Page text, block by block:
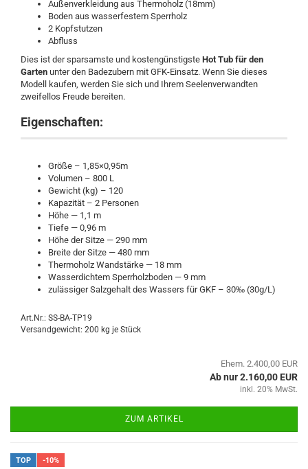
Außenverkleidung aus Thermoholz (18mm)
Boden aus wasserfestem Sperrholz
2 Kopfstutzen
Abfluss
Dies ist der sparsamste und kostengünstigste Hot Tub für den
Garten unter den Badezubern mit GFK-Einsatz. Wenn Sie dieses
Modell kaufen, werden Sie sich und Ihrem Seelenverwandten
zweifellos Freude bereiten.
Eigenschaften:
Größe – 1,85×0,95m
Volumen – 800 L
Gewicht (kg) – 120
Kapazität – 2 Personen
Höhe — 1,1 m
Tiefe — 0,96 m
Höhe der Sitze — 290 mm
Breite der Sitze — 480 mm
Thermoholz Wandstärke — 18 mm
Wasserdichtem Sperrholzboden — 9 mm
zulässiger Salzgehalt des Wassers für GKF – 30‰ (30g/L)
Art.Nr.: SS-BA-TP19
Versandgewicht: 200 kg je Stück
Ehem. 2.400,00 EUR
Ab nur 2.160,00 EUR
inkl. 20% MwSt.
ZUM ARTIKEL
TOP -10%